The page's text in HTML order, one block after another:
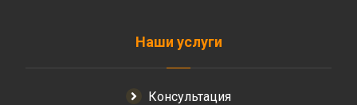
Наши услуги
Консультация